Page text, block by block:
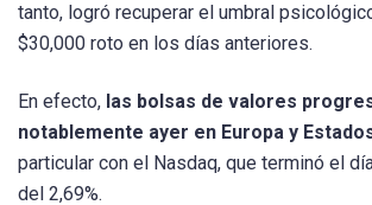
tanto, logró recuperar el umbral
$30,000 roto en los días anteriores.
En efecto, las bolsas de valores
notablemente ayer en Europa y
particular con el Nasdaq, que terminó el
del 2,69%.